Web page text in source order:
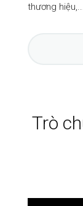
thương
Trò